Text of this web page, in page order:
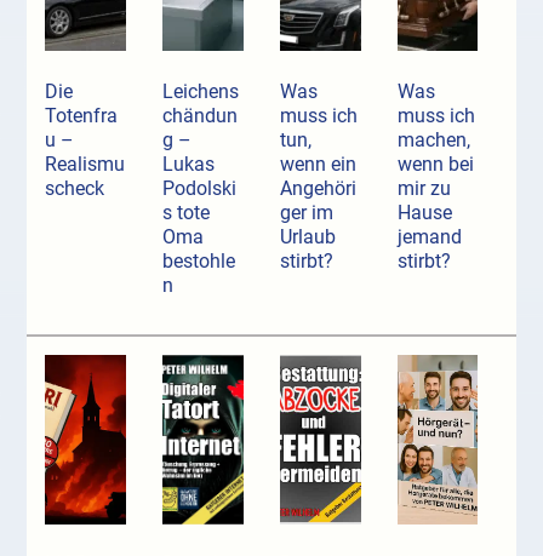
Die
Totenfra
u –
Realismu
scheck
Leichens
chändun
g –
Lukas
Podolski
s tote
Oma
bestohle
n
Was
muss ich
tun,
wenn ein
Angehöri
ger im
Urlaub
stirbt?
Was
muss ich
machen,
wenn bei
mir zu
Hause
jemand
stirbt?